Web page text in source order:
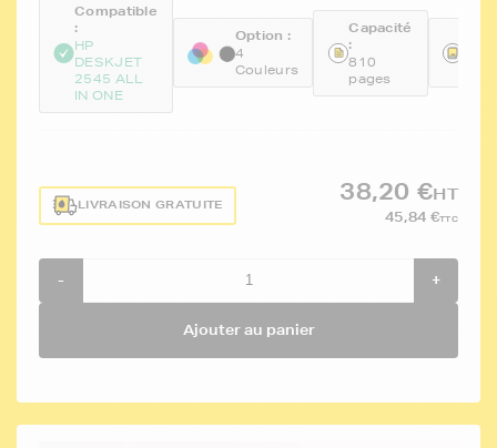
Compatible
:
HP
DESKJET
2545 ALL
IN ONE
Option :
4
Couleurs
Capacité
:
810
pages
LIVRAISON GRATUITE
38,20 €HT
45,84 €TTC
- +
Ajouter au panier